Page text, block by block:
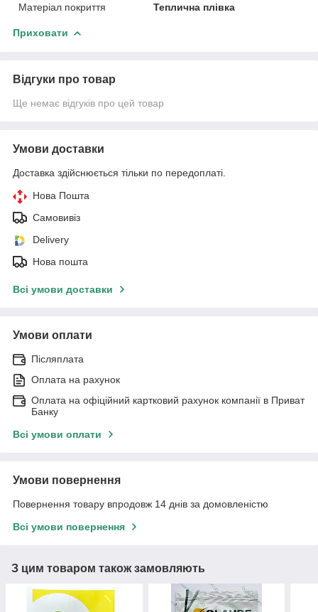
Матеріал покриття
Теплична плівка
Приховати
Відгуки про товар
Ще немає відгуків про цей товар
Умови доставки
Доставка здійснюється тільки по передоплаті.
Нова Пошта
Самовивіз
Delivery
Нова пошта
Всі умови доставки
Умови оплати
Післяплата
Оплата на рахунок
Оплата на офіційний картковий рахунок компанії в Приват
Банку
Всі умови оплати
Умови повернення
Повернення товару впродовж 14 днів за домовленістю
Всі умови повернення
З цим товаром також замовляють